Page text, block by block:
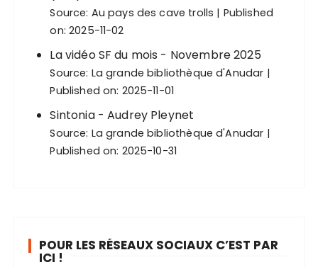
Source: Au pays des cave trolls
Published
on: 2025-11-02
La vidéo SF du mois - Novembre 2025
Source: La grande bibliothèque d'Anudar
Published on: 2025-11-01
Sintonia - Audrey Pleynet
Source: La grande bibliothèque d'Anudar
Published on: 2025-10-31
POUR LES RÉSEAUX SOCIAUX C’EST PAR
ICI !